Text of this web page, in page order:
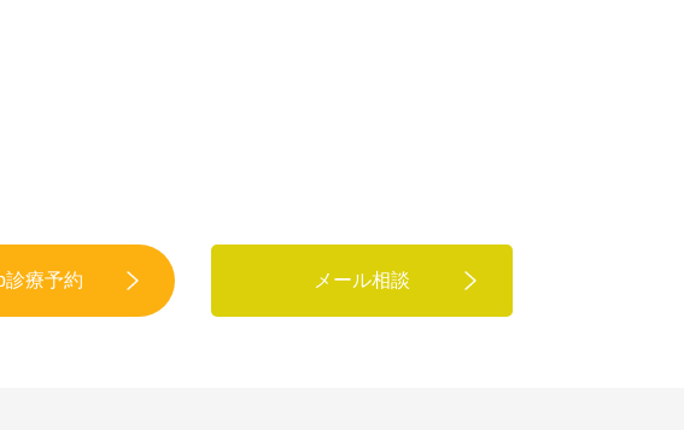
診療予約 メール相談